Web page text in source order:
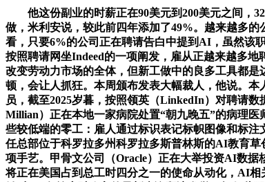
他这份副业的时薪正在90美元到200美元之间，32
做，米利安说，较此前四年添加了49%。越来越多
看，只要6%的公司正在聘请告白中提到AI，虽然该
按照聘请网坐Indeed的一项阐发，雇从正越来越多
改变劳动力市场的全体，但新工做中的良多工具都
顿，会让人抓狂。本周颁布发表大幅裁人，他说。
员，截至2025岁暮，按照领英（LinkedIn）对聘请
Millian）正在本地一家病院处置“朝九晚五”的病理
些较低端的零工：雇人通过标识表记标帜图像和标
任总部位于科罗拉多州科罗拉多斯普林斯的AI教育
项手艺。甲骨文公司（Oracle）正在大举投资AI数据
将正在美国占到总工时四分之一的使命从动化，AI